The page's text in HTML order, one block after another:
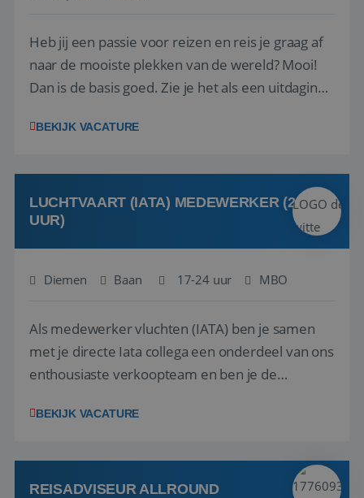
Heb jij een passie voor reizen en reis je graag af
naar de mooiste plekken van de wereld? Mooi!
Dan is de basis goed. Zie je het als een uitdaging
het samenstellen en boeken van de perfecte
deze onderdelen zijn nu samen gevoegd...
BEKIJK VACATURE
LUCHTVAART (IATA) MEDEWERKER (24-32
UUR)
Diemen Baan 17-24 uur MBO
Als medewerker vluchten (IATA) ben je samen
met je directe Iata collega een onderdeel van ons
enthousiaste verkoopteam en ben je de
en tarieven waar je collega’s niet uitkomen.
kwaliteitsbewaking van alles wat met IATA te m...
BEKIJK VACATURE
REISADVISEUR ALLROUND